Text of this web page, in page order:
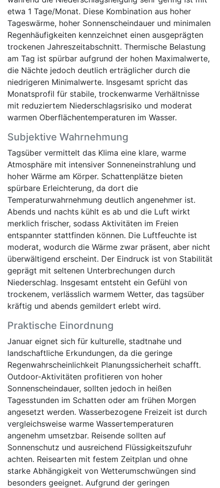
etwa 1 Tage/Monat. Diese Kombination aus hoher
Tageswärme, hoher Sonnenscheindauer und minimalen
Regenhäufigkeiten kennzeichnet einen ausgeprägten
trockenen Jahreszeitabschnitt. Thermische Belastung
am Tag ist spürbar aufgrund der hohen Maximalwerte,
die Nächte jedoch deutlich erträglicher durch die
niedrigeren Minimalwerte. Insgesamt spricht das
Monatsprofil für stabile, trockenwarme Verhältnisse
mit reduziertem Niederschlagsrisiko und moderat
warmen Oberflächentemperaturen im Wasser.
Subjektive Wahrnehmung
Tagsüber vermittelt das Klima eine klare, warme
Atmosphäre mit intensiver Sonneneinstrahlung und
hoher Wärme am Körper. Schattenplätze bieten
spürbare Erleichterung, da dort die
Temperaturwahrnehmung deutlich angenehmer ist.
Abends und nachts kühlt es ab und die Luft wirkt
merklich frischer, sodass Aktivitäten im Freien
entspannter stattfinden können. Die Luftfeuchte ist
moderat, wodurch die Wärme zwar präsent, aber nicht
überwältigend erscheint. Der Eindruck ist von Stabilität
geprägt mit seltenen Unterbrechungen durch
Niederschlag. Insgesamt entsteht ein Gefühl von
trockenem, verlässlich warmem Wetter, das tagsüber
kräftig und abends gemildert erlebt wird.
Praktische Einordnung
Januar eignet sich für kulturelle, stadtnahe und
landschaftliche Erkundungen, da die geringe
Regenwahrscheinlichkeit Planungssicherheit schafft.
Outdoor-Aktivitäten profitieren von hoher
Sonnenscheindauer, sollten jedoch in heißen
Tagesstunden im Schatten oder am frühen Morgen
angesetzt werden. Wasserbezogene Freizeit ist durch
vergleichsweise warme Wassertemperaturen
angenehm umsetzbar. Reisende sollten auf
Sonnenschutz und ausreichend Flüssigkeitszufuhr
achten. Reisearten mit festem Zeitplan und ohne
starke Abhängigkeit von Wetterumschwüngen sind
besonders geeignet. Aufgrund der geringen